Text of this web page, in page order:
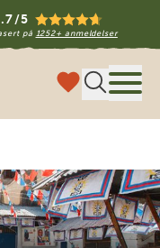
5
på 1252+ anmeldelser